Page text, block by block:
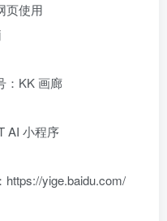
页使用
：KK 画廊
AI 小程序
https://yige.baidu.com/